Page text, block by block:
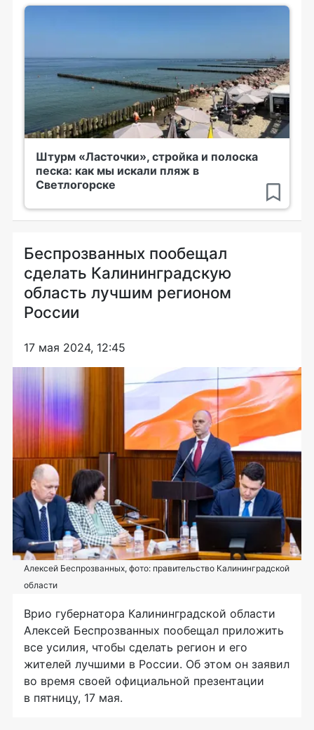
Штурм «Ласточки», стройка и полоска
песка: как мы искали пляж в
Светлогорске
Беспрозванных пообещал
сделать Калининградскую
область лучшим регионом
России
17 мая 2024, 12:45
Алексей Беспрозванных, фото: правительство Калининградской
области
Врио губернатора Калининградской области
Алексей Беспрозванных пообещал приложить
все усилия, чтобы сделать регион и его
жителей лучшими в России. Об этом он заявил
во время своей официальной презентации
в пятницу, 17 мая.